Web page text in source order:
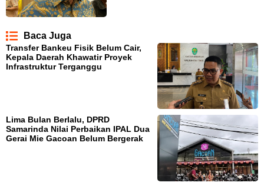
Baca Juga
Transfer Bankeu Fisik Belum Cair,
Kepala Daerah Khawatir Proyek
Infrastruktur Terganggu
Lima Bulan Berlalu, DPRD
Samarinda Nilai Perbaikan IPAL Dua
Gerai Mie Gacoan Belum Bergerak